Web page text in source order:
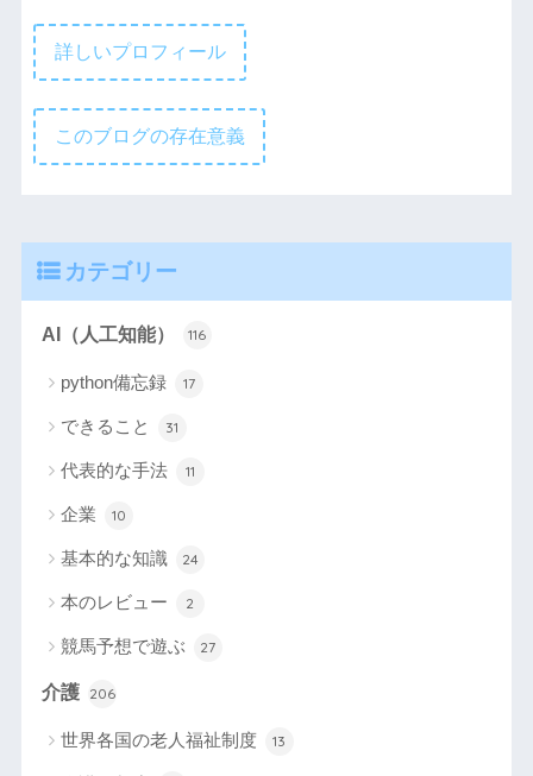
詳しいプロフィール
このブログの存在意義
カテゴリー
AI（人工知能） 116
python備忘録 17
できること 31
代表的な手法 11
企業 10
基本的な知識 24
本のレビュー 2
競馬予想で遊ぶ 27
介護 206
世界各国の老人福祉制度 13